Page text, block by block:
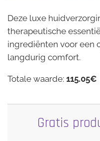
Deze luxe
therapeutische
ingrediënten voor een
langdurig comfort.
Totale waarde: 115.05€
Gratis